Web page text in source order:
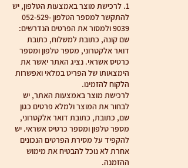
1. לרכישת מוצר באמצעות הטלפון, יש
להתקשר למספר הטלפון052-529-
9039ולמסור את הפרטים הנדרשים:
שם קונה, כתובת למשלוח, כתובת
דואר אלקטרוני, מספר טלפון ומספר
כרטיס אשראי. נציג האתר יאשר את
הימצאותו של הפריט במלאי ואפשרות
הלקוח להזמינו.
לרכישת מוצר באמצעות האתר, יש
לבחור את המוצר ולמלא פרטים כגון
שם, כתובת, כתובת דואר אלקטרוני,
מספר טלפון ומספר כרטיס אשראי. יש
להקפיד על מסירת הפרטים הנכונים
אחרת לא נוכל להבטיח את מימוש
ההזמנה.